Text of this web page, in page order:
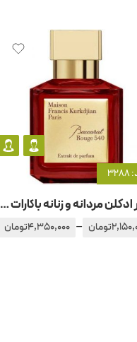
عطر ادکلن مردانه و زنانه باکارات رژ 540 اکسترایت د پارفوم
تومان –
4,350,000تومان